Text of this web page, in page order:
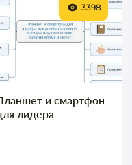
и смартфон
лидера
3398